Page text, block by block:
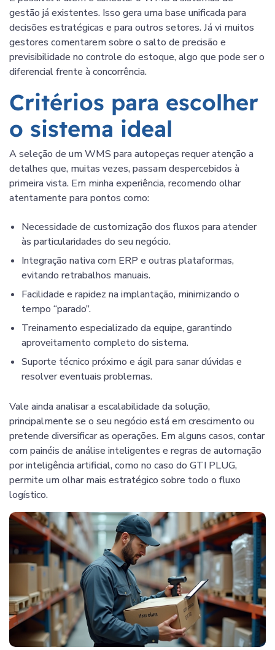
gestão já existentes. Isso gera uma base unificada para
decisões estratégicas e para outros setores. Já vi muitos
gestores comentarem sobre o salto de precisão e
previsibilidade no controle do estoque, algo que pode ser o
diferencial frente à concorrência.
Critérios para escolher
o sistema ideal
A seleção de um WMS para autopeças requer atenção a
detalhes que, muitas vezes, passam despercebidos à
primeira vista. Em minha experiência, recomendo olhar
atentamente para pontos como:
Necessidade de customização dos fluxos para atender
às particularidades do seu negócio.
Integração nativa com ERP e outras plataformas,
evitando retrabalhos manuais.
Facilidade e rapidez na implantação, minimizando o
tempo “parado”.
Treinamento especializado da equipe, garantindo
aproveitamento completo do sistema.
Suporte técnico próximo e ágil para sanar dúvidas e
resolver eventuais problemas.
Vale ainda analisar a escalabilidade da solução,
principalmente se o seu negócio está em crescimento ou
pretende diversificar as operações. Em alguns casos, contar
com painéis de análise inteligentes e regras de automação
por inteligência artificial, como no caso do GTI PLUG,
permite um olhar mais estratégico sobre todo o fluxo
logístico.